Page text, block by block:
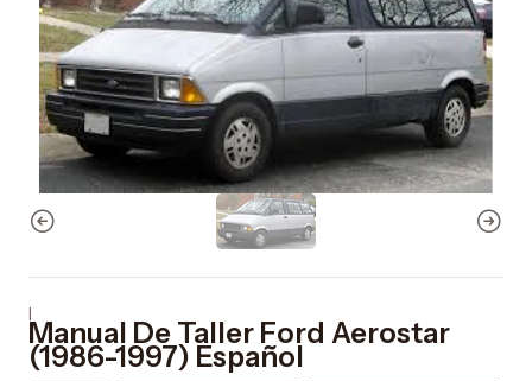
|
Manual De Taller Ford Aerostar
(1986-1997) Español